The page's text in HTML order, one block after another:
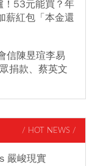
53元能買？年
薪紅包「本金還
信陳昱瑄李易
捐款、蔡英文
/ HOT NEWS /
嚴峻現實